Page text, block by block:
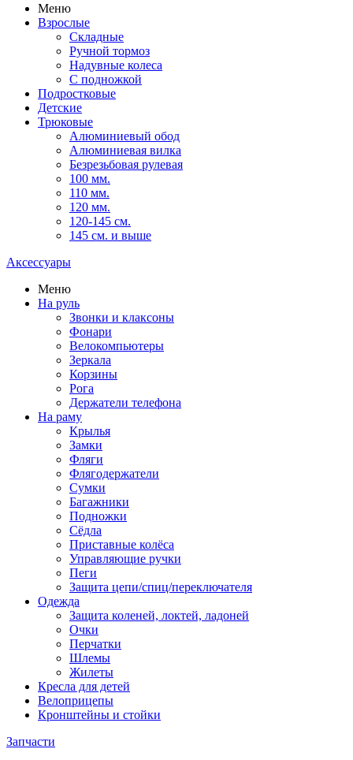
Меню
Взрослые
Складные
Ручной тормоз
Надувные колеса
С подножкой
Подростковые
Детские
Трюковые
Алюминиевый обод
Алюминиевая вилка
Безрезьбовая рулевая
100 мм.
110 мм.
120 мм.
120-145 см.
145 см. и выше
Аксессуары
Меню
На руль
Звонки и клаксоны
Фонари
Велокомпьютеры
Зеркала
Корзины
Рога
Держатели телефона
На раму
Крылья
Замки
Фляги
Флягодержатели
Сумки
Багажники
Подножки
Сёдла
Приставные колёса
Управляющие ручки
Пеги
Защита цепи/спиц/переключателя
Одежда
Защита коленей, локтей, ладоней
Очки
Перчатки
Шлемы
Жилеты
Кресла для детей
Велоприцепы
Кронштейны и стойки
Запчасти